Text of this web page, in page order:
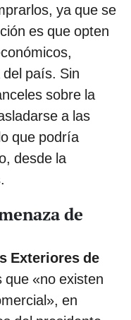
ya que se
es que opten
país. Sin
sobre la
a las
que podría
desde la
de
Exteriores de
«no existen
en